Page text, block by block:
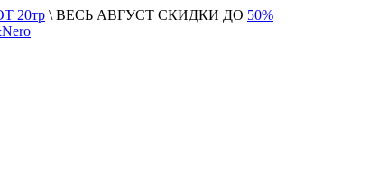
20тр \ ВЕСЬ АВГУСТ СКИДКИ ДО 50%